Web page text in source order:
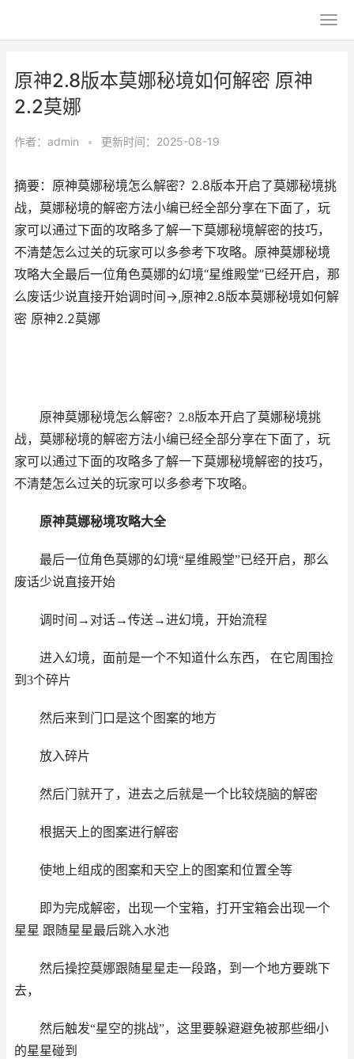
原神2.8版本莫娜秘境如何解密 原神
2.2莫娜
作者： admin • 更新时间：2025-08-19
摘要：原神莫娜秘境怎么解密？2.8版本开启了莫娜秘境挑
战，莫娜秘境的解密方法小编已经全部分享在下面了，玩
家可以通过下面的攻略多了解一下莫娜秘境解密的技巧，
不清楚怎么过关的玩家可以多参考下攻略。原神莫娜秘境
攻略大全最后一位角色莫娜的幻境“星维殿堂”已经开启，那
么废话少说直接开始调时间→,原神2.8版本莫娜秘境如何解
密 原神2.2莫娜
原神莫娜秘境怎么解密？2.8版本开启了莫娜秘境挑
战，莫娜秘境的解密方法小编已经全部分享在下面了，玩
家可以通过下面的攻略多了解一下莫娜秘境解密的技巧，
不清楚怎么过关的玩家可以多参考下攻略。
原神莫娜秘境攻略大全
最后一位角色莫娜的幻境“星维殿堂”已经开启，那么
废话少说直接开始
调时间→对话→传送→进幻境，开始流程
进入幻境，面前是一个不知道什么东西， 在它周围捡
到3个碎片
然后来到门口是这个图案的地方
放入碎片
然后门就开了，进去之后就是一个比较烧脑的解密
根据天上的图案进行解密
使地上组成的图案和天空上的图案和位置全等
即为完成解密，出现一个宝箱，打开宝箱会出现一个
星星 跟随星星最后跳入水池
然后操控莫娜跟随星星走一段路，到一个地方要跳下
去，
然后触发“星空的挑战”，这里要躲避避免被那些细小
的星星碰到